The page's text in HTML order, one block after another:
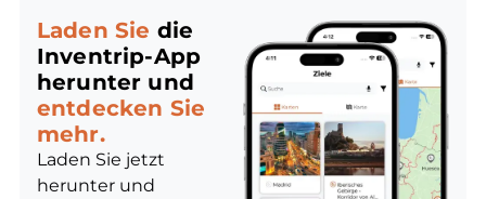
Laden Sie die
Inventrip-App
herunter und
entdecken Sie
mehr.
Laden Sie jetzt
herunter und